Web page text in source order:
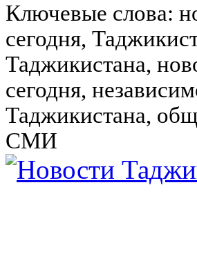
Ключевые слова:
сегодня,
Таджикистана,
сегодня,
Таджикистана,
СМИ